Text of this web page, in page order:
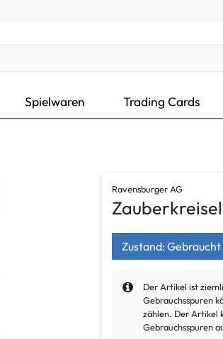
Spielwaren Trading Cards
Ravensburger AG
Zauberkreisel
Zustand:
Der Artikel ist
Gebrauchsspuren
zählen. Der Artikel
Gebrauchsspuren